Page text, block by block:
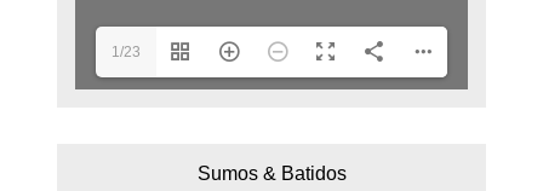
1/23
Sumos & Batidos